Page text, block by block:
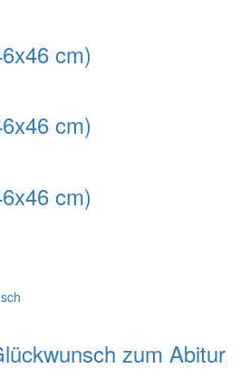
cm)
cm)
cm)
zum Abitur